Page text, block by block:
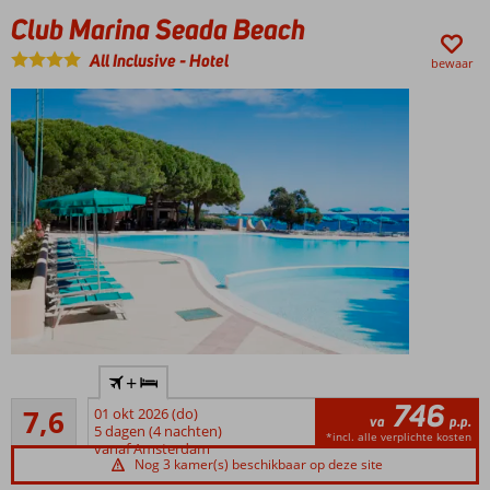
Club Marina Seada Beach
All Inclusive-Hotel bewaar
strand
Heerlijk
zwembad
Een
7,6
5
beoordelingen
+
01 okt 2026 (do)
5 dagen (4 nachten)
vanaf Amsterdam
va 746 p.p.
*incl. alle verplichte kosten
Nog 3 kamer(s) beschikbaar op deze site